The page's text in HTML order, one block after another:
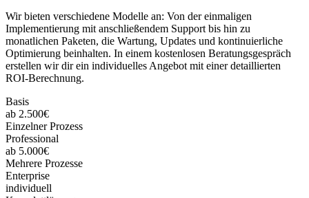
Wir bieten verschiedene Modelle an: Von der einmaligen
Implementierung mit anschließendem Support bis hin zu
monatlichen Paketen, die Wartung, Updates und kontinuierliche
Optimierung beinhalten. In einem kostenlosen Beratungsgespräch
erstellen wir dir ein individuelles Angebot mit einer detaillierten
ROI-Berechnung.
Basis
ab 2.500€
Einzelner Prozess
Professional
ab 5.000€
Mehrere Prozesse
Enterprise
individuell